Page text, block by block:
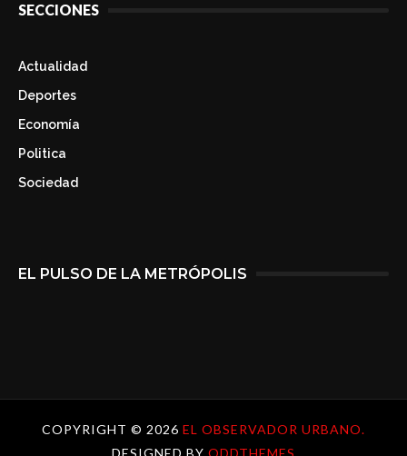
SECCIONES
Actualidad
Deportes
Economía
Politica
Sociedad
EL PULSO DE LA METRÓPOLIS
COPYRIGHT © 2026 EL OBSERVADOR URBANO.